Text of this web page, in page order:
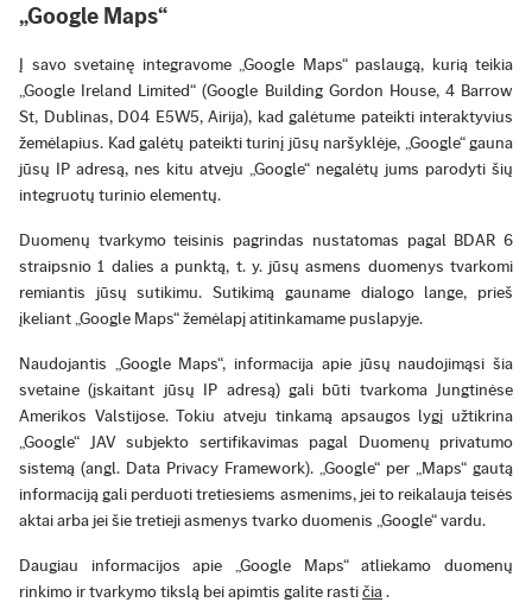
„Google Maps“
Į savo svetainę integravome „Google Maps“ paslaugą, kurią teikia
„Google Ireland Limited“ (Google Building Gordon House, 4 Barrow
St, Dublinas, D04 E5W5, Airija), kad galėtume pateikti interaktyvius
žemėlapius. Kad galėtų pateikti turinį jūsų naršyklėje, „Google“ gauna
jūsų IP adresą, nes kitu atveju „Google“ negalėtų jums parodyti šių
integruotų turinio elementų.
Duomenų tvarkymo teisinis pagrindas nustatomas pagal BDAR 6
straipsnio 1 dalies a punktą, t. y. jūsų asmens duomenys tvarkomi
remiantis jūsų sutikimu. Sutikimą gauname dialogo lange, prieš
įkeliant „Google Maps“ žemėlapį atitinkamame puslapyje.
Naudojantis „Google Maps“, informacija apie jūsų naudojimąsi šia
svetaine (įskaitant jūsų IP adresą) gali būti tvarkoma Jungtinėse
Amerikos Valstijose. Tokiu atveju tinkamą apsaugos lygį užtikrina
„Google“ JAV subjekto sertifikavimas pagal Duomenų privatumo
sistemą (angl. Data Privacy Framework). „Google“ per „Maps“ gautą
informaciją gali perduoti tretiesiems asmenims, jei to reikalauja teisės
aktai arba jei šie tretieji asmenys tvarko duomenis „Google“ vardu.
Daugiau informacijos apie „Google Maps“ atliekamo duomenų
rinkimo ir tvarkymo tikslą bei apimtis galite rastičia.